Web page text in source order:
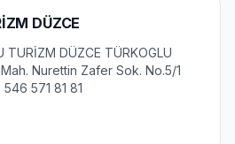
DÜZCE
DÜZCE TÜRKOGLU
Nurettin Zafer Sok. No.5/1
571 81 81